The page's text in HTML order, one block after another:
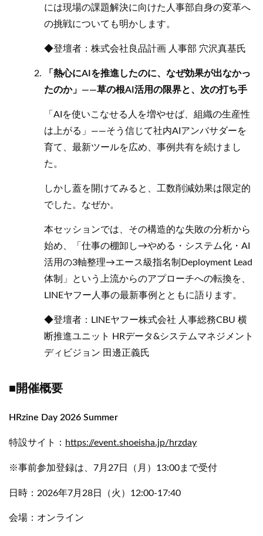
には現場の課題解決に向けた人事部自身の変革へ
の挑戦についても明かします。
◆登壇者：株式会社良品計画 人事部 穴沢真基氏
「熱心にAIを推進したのに、なぜ効果が出なかっ
たのか」——草の根AI活用の限界と、次の打ち手
「AIを使いこなせる人を増やせば、組織の生産性
は上がる」——そう信じて社内AIアンバサダーを
育て、最新ツールを広め、事例共有を続けまし
た。
しかし蓋を開けてみると、工数削減効果は限定的
でした。なぜか。
本セッションでは、その構造的な失敗の分析から
始め、「仕事の棚卸し→やめる・システム化・AI
活用の3軸整理→エース級指名制Deployment Lead
体制」という上流からのアプローチへの転換を、
LINEヤフー人事の最新事例とともに語ります。
◆登壇者：LINEヤフー株式会社 人事総務CBU 横
断推進ユニット HRデータ&システムマネジメント
ディビジョン 田邊正義氏
■開催概要
HRzine Day 2026 Summer
特設サイト： https://event.shoeisha.jp/hrzday
※事前参加登録は、7月27日（月）13:00まで受付
日時：2026年7月28日（火）12:00-17:40
会場：オンライン